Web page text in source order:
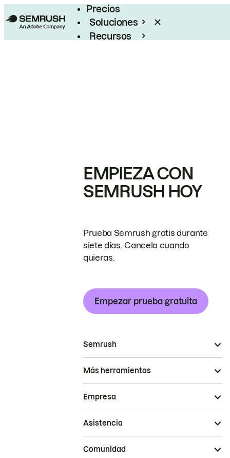
Precios
Soluciones
Recursos
EMPIEZA CON
SEMRUSH HOY
Prueba Semrush gratis durante
siete días. Cancela cuando
quieras.
Empezar prueba gratuita
Semrush
Más herramientas
Empresa
Asistencia
Comunidad